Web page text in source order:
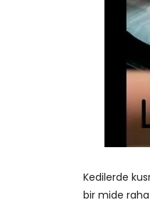
Kedilerde
bir mide